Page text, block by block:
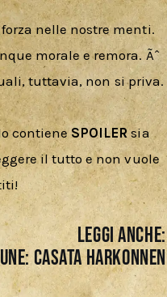
nelle nostre menti.
morale e remora. Ãˆ
tuttavia, non si priva.
contiene SPOILER sia
il tutto e non vuole
LEGGI ANCHE:
CASATA HARKONNEN